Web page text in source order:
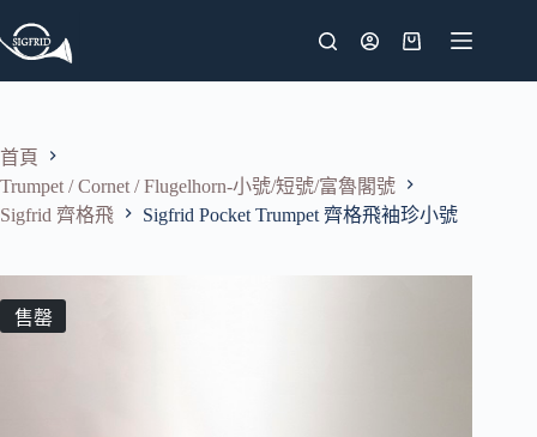
至
容
購
物
首頁
Trumpet / Cornet / Flugelhorn-小號/短號/富魯閣號
Sigfrid 齊格飛
Sigfrid Pocket Trumpet 齊格飛袖珍小號
售罄